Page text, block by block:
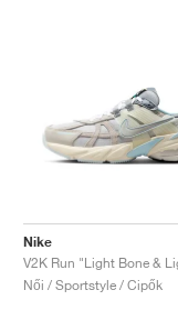
Nike
Női / Sportstyle / Cipők